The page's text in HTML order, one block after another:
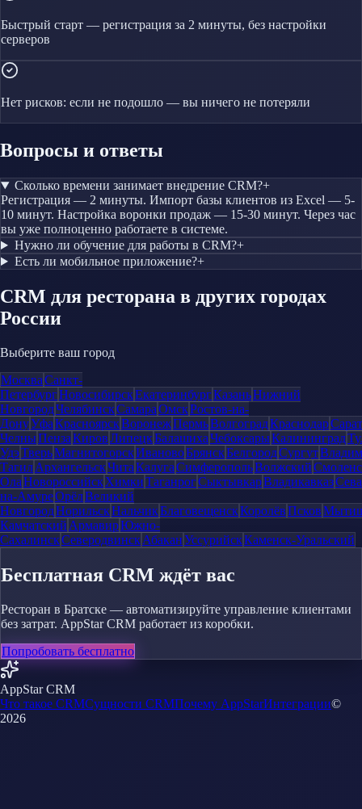
Быстрый старт — регистрация за 2 минуты, без настройки
серверов
Нет рисков: если не подошло — вы ничего не потеряли
Вопросы и ответы
Сколько времени занимает внедрение CRM?+
Регистрация — 2 минуты. Импорт базы клиентов из Excel — 5-
10 минут. Настройка воронки продаж — 15-30 минут. Через час
вы уже полноценно работаете в системе.
Нужно ли обучение для работы в CRM?+
Есть ли мобильное приложение?+
CRM для ресторана в других городах
России
Выберите ваш город
МоскваСанкт-
ПетербургНовосибирскЕкатеринбургКазаньНижний
НовгородЧелябинскСамараОмскРостов-на-
ДонуУфаКрасноярскВоронежПермьВолгоградКраснодар
ЧелныПензаКировЛипецкБалашихаЧебоксарыКалининград
УдэТверьМагнитогорскИвановоБрянскБелгородСургут
ТагилАрхангельскЧитаКалугаСимферопольВолжский
ОлаНовороссийскХимкиТаганрогСыктывкарВладикавказ
на-АмуреОрёлВеликий
НовгородНорильскНальчикБлаговещенскКоролёвПсков
Камчатский АрмавирЮжно-
СахалинскСеверодвинскАбаканУссурийскКаменск-Уральский
Бесплатная CRM ждёт вас
Ресторан в Братске — автоматизируйте управление клиентами
без затрат. AppStar CRM работает из коробки.
Попробовать бесплатно
AppStar CRM
Что такое CRMСущности CRMПочему AppStarИнтеграции©
2026